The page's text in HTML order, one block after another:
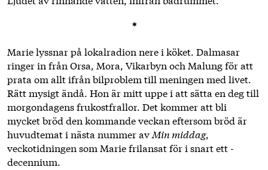
*
Marie lyssnar på lokalradion nere i köket. Dalmasar
ringer in från Orsa, Mora, Vikarbyn och Malung för att
prata om allt ifrån bil­problem till meningen med livet.
Rätt mysigt ändå. Hon är mitt uppe i att sätta en deg till
morgondagens frukostfrallor. Det kommer att bli
mycket bröd den kommande veckan eftersom bröd är
huvudtemat i nästa ­nummer avMin middag,
veckotidningen som Marie frilansat för i snart ett ­
decennium.